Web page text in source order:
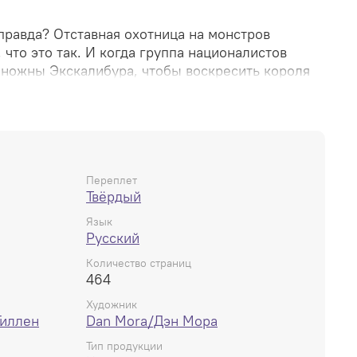
Отставная охотница на монстров
это так. И когда группа националистов
Экскалибура, чтобы воскресить короля
себе Англию, она будет единственной, кто
этого ей придется втянуть своего ничего не
смертельные тайны прошлого Англии и
мир в смятение, позволяя новым легендам и
свет... И принести с собой целый мир проблем.
мм
Переплет
Твёрдый
Язык
Русский
Количество страниц
464
Художник
Dan Mora/Дэн Мора
Тип продукции